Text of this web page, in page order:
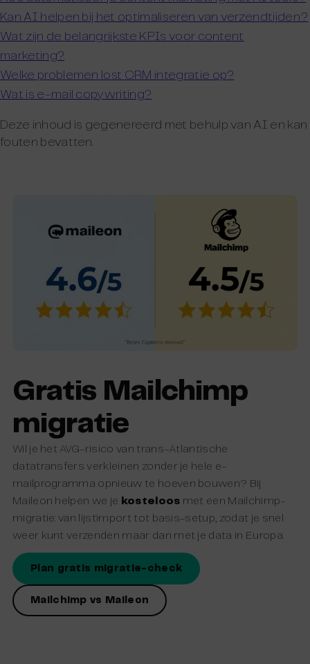
Kan AI helpen bij het optimaliseren van verzendtijden?
Wat zijn de belangrijkste KPIs voor content
marketing?
Welke problemen lost CRM integratie op?
Wat is e-mail copywriting?
Deze inhoud is gegenereerd met behulp van AI en kan
fouten bevatten.
Gratis Mailchimp
migratie
Wil je het AVG-risico van trans-Atlantische
datatransfers verkleinen zonder je hele e-
mailprogramma opnieuw te hoeven bouwen? Bij
Maileon helpen we je kosteloos met een Mailchimp-
migratie: van lijstimport tot basis-setup, zodat je snel
weer kunt verzenden maar dan met je data in Europa.
Plan gratis migratie-check
Mailchimp vs Maileon